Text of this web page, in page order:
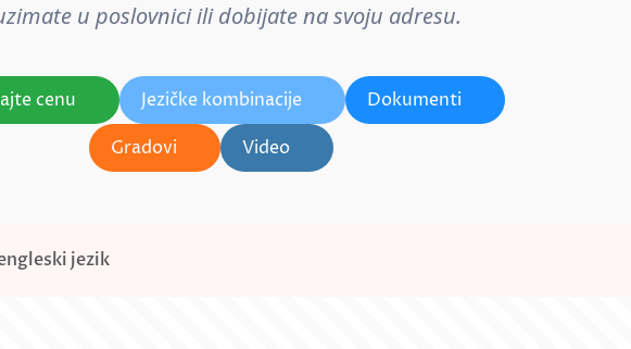
u poslovnici ili dobijate na svoju adresu.
cenu Jezičke kombinacije
Dokumenti
Gradovi
Video
jezik